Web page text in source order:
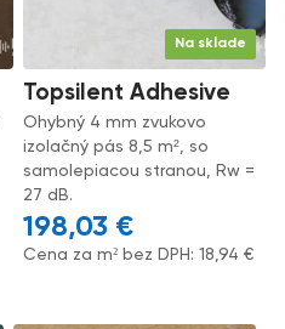
Na sklade
Topsilent Adhesive
Ohybný 4 mm zvukovo
izolačný pás 8,5 m², so
samolepiacou stranou, Rw =
27 dB.
198,03 €
Cena za m² bez DPH:18,94€